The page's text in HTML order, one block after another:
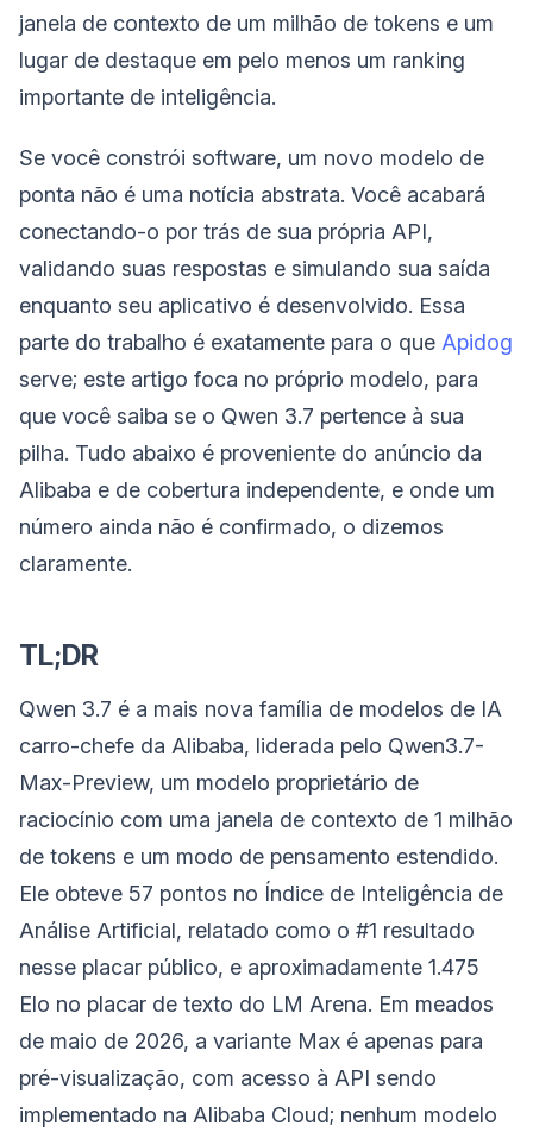
janela de contexto de um milhão de tokens e um
lugar de destaque em pelo menos um ranking
importante de inteligência.
Se você constrói software, um novo modelo de
ponta não é uma notícia abstrata. Você acabará
conectando-o por trás de sua própria API,
validando suas respostas e simulando sua saída
enquanto seu aplicativo é desenvolvido. Essa
parte do trabalho é exatamente para o que Apidog
serve; este artigo foca no próprio modelo, para
que você saiba se o Qwen 3.7 pertence à sua
pilha. Tudo abaixo é proveniente do anúncio da
Alibaba e de cobertura independente, e onde um
número ainda não é confirmado, o dizemos
claramente.
TL;DR
Qwen 3.7 é a mais nova família de modelos de IA
carro-chefe da Alibaba, liderada pelo Qwen3.7-
Max-Preview, um modelo proprietário de
raciocínio com uma janela de contexto de 1 milhão
de tokens e um modo de pensamento estendido.
Ele obteve 57 pontos no Índice de Inteligência de
Análise Artificial, relatado como o #1 resultado
nesse placar público, e aproximadamente 1.475
Elo no placar de texto do LM Arena. Em meados
de maio de 2026, a variante Max é apenas para
pré-visualização, com acesso à API sendo
implementado na Alibaba Cloud; nenhum modelo